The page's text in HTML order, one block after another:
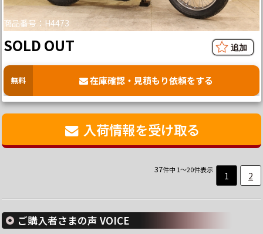
商品番号：H4473
SOLD OUT
無料 在庫確認・見積もり依頼をする
入荷情報を受け取る
37件中 1～20件表示
1 2
ご購入者さまの声 VOICE